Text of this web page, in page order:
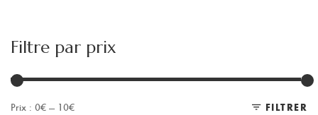
Filtre par prix
FILTRER
Prix : 0€ — 10€